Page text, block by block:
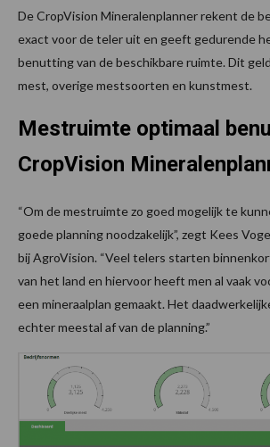
De CropVision Mineralenplanner rekent de
exact voor de teler uit en geeft gedurende
benutting van de beschikbare ruimte. Dit
mest, overige mestsoorten en kunstmest.
Mestruimte optimaal
CropVision
“Om de mestruimte zo goed mogelijk te
goede planning noodzakelijk”, zegt Kees
bij AgroVision. “Veel telers starten
van het land en hiervoor heeft men al vaak
een mineraalplan gemaakt. Het
echter meestal af van de planning.”